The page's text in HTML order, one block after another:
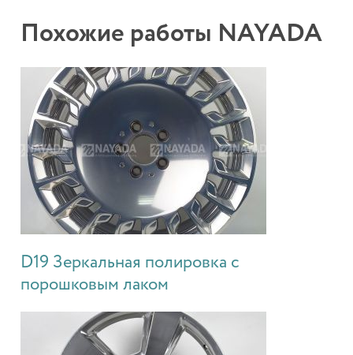
Похожие работы NAYADA
D19 Зеркальная полировка с
порошковым лаком